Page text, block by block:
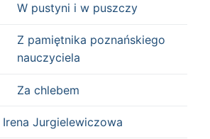
W pustyni i w puszczy
Z pamiętnika poznańskiego
nauczyciela
Za chlebem
Irena Jurgielewiczowa